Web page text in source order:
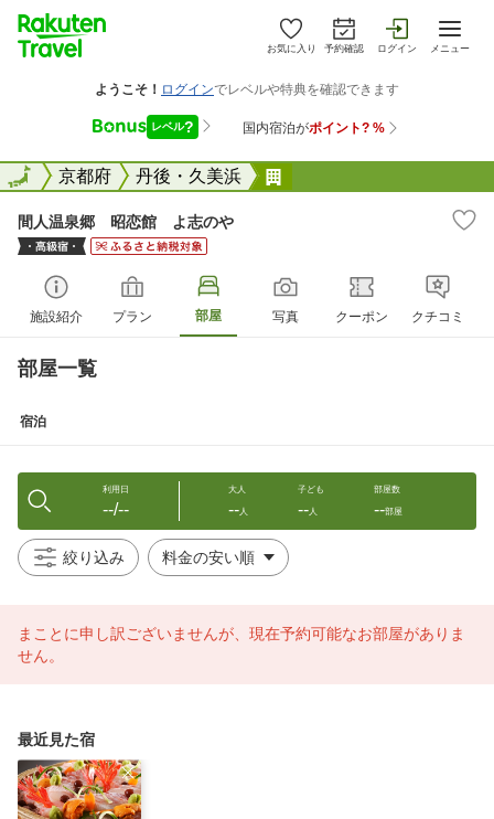
お気に入り 予約確認 ログイン メニュー
全国京都府 丹後・久美浜
全国
間人温泉郷 昭恋館 よ志のや
施設紹介 プラン 部屋 写真 クーポン クチコミ
部屋一覧
宿泊
利用日
--/--
大人
--人
子ども
--人
部屋数
--部屋
絞り込み
まことに申し訳ございませんが、現在予約可能なお部屋がありま
せん。
最近見た宿